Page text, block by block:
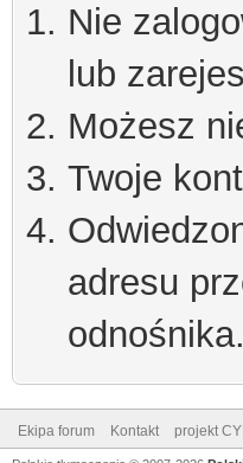
Nie
lub
Możesz
Twoje
adresu
odnośnika.
Ekipa forum Kontakt projekt